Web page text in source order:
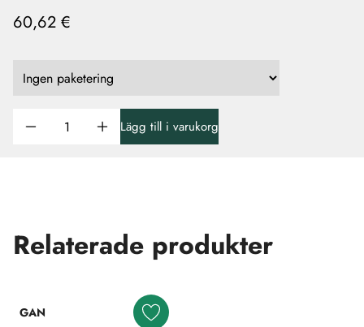
60,62 €
Lägg till i varukorg
Relaterade produkter
GAN